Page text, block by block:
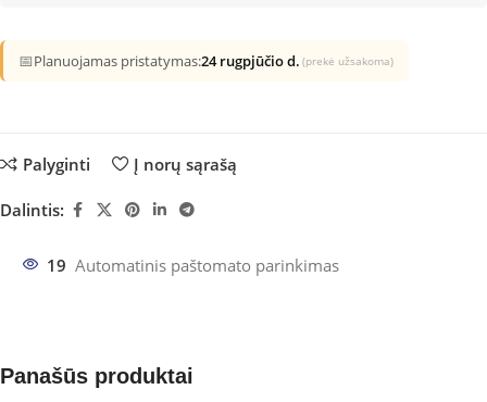
📅Planuojamas pristatymas:24 rugpjūčio d. (prekė užsakoma)
Palyginti Į norų sąrašą
Dalintis:
19 Automatinis paštomato parinkimas
Panašūs produktai